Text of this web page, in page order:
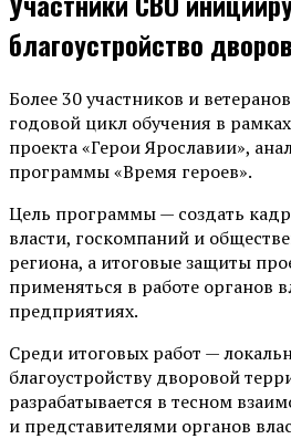
благоустройство
Более 30 участников и
годовой цикл обучения в
проекта «Герои Ярославии»,
программы «Время героев».
Цель программы — создать
власти, госкомпаний и
региона, а итоговые защиты
применяться в работе органов
предприятиях.
Среди итоговых работ —
благоустройству дворовой
разрабатывается в тесном
и представителями органов